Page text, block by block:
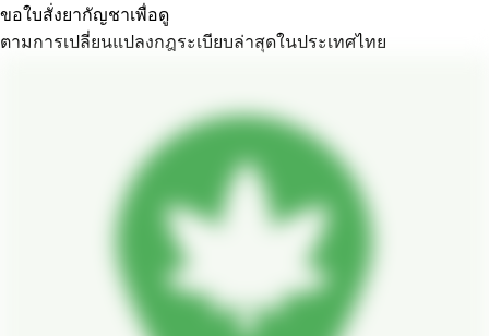
ขอใบสั่งยากัญชาเพื่อดู
ตามการเปลี่ยนแปลงกฎระเบียบล่าสุดในประเทศไทย